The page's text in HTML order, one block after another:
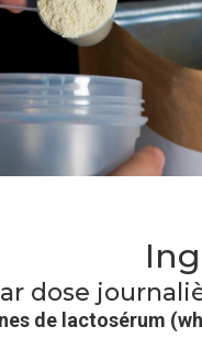
dose
de lactosérum